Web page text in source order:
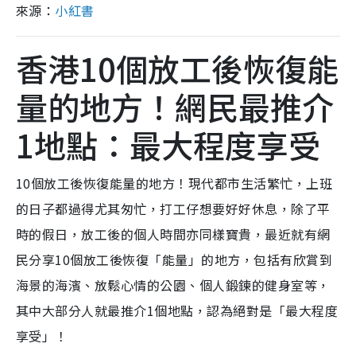
來源： 小紅書
香港10個放工後恢復能
量的地方！網民最推介
1地點：最大程度享受
10個放工後恢復能量的地方！現代都市生活繁忙，上班
的日子都過得尤其匆忙，打工仔想要好好休息，除了平
時的假日，放工後的個人時間亦同樣寶貴，最近就有網
民分享10個放工後恢復「能量」的地方，包括有欣賞到
海景的海濱、放鬆心情的公園、個人鍛鍊的健身室等，
其中大部分人就最推介1個地點，認為絕對是「最大程度
享受」！